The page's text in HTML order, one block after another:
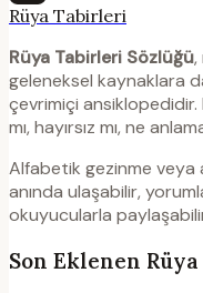
Rüya Tabirleri
Rüya Tabirleri Sözlüğü,
geleneksel kaynaklara
çevrimiçi ansiklopedidir.
mı, hayırsız mı, ne
Alfabetik gezinme
anında ulaşabilir,
okuyucularla
Son Eklenen